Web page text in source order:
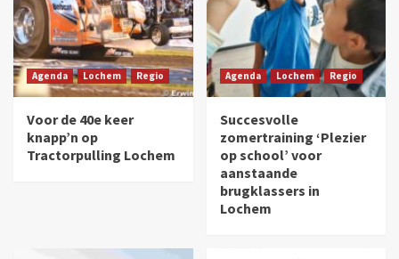
Agenda Lochem Regio
Voor de 40e keer
knapp’n op
Tractorpulling Lochem
Agenda Lochem Regio
Succesvolle
zomertraining ‘Plezier
op school’ voor
aanstaande
brugklassers in
Lochem